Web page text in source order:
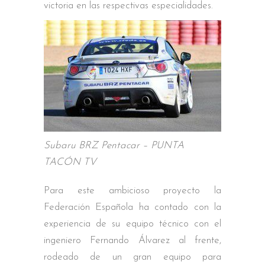
victoria en las respectivas especialidades.
Subaru BRZ Pentacar – PUNTA
TACÓN TV
Para este ambicioso proyecto la
Federación Española ha contado con la
experiencia de su equipo técnico con el
ingeniero Fernando Álvarez al frente,
rodeado de un gran equipo para